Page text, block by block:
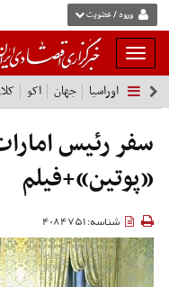
ورود / عضویت
بار
و
بسته
نمودن
فهرست
اوراسیا جهان اکو
سفر رئیس‌
«پوتین»+فیلم
شناسه: 4084751